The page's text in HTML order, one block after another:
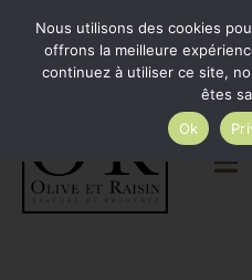
PasserMinimum de commande
par Colissimo au tarif
Livraison gratuite par
Nous utilisons des cookies
offrons la meilleure
continuez à utiliser ce site,
êtes
Ok